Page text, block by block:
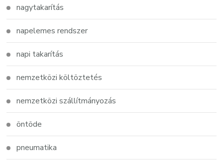
nagytakarítás
napelemes rendszer
napi takarítás
nemzetközi költöztetés
nemzetközi szállítmányozás
öntöde
pneumatika